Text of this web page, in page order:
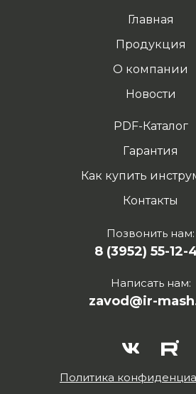
Главная
Продукция
О компании
Новости
PDF-Каталог
Гарантия
Как купить
Контакты
Позвонить нам:
8 (3952) 55-12-
Написать нам:
zavod@ir-
Политика